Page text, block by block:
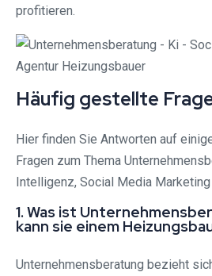
profitieren.
Häufig gestellte
Hier finden Sie Antworten auf
Fragen zum Thema
Intelligenz, Social Media
1. Was ist
kann sie einem
Unternehmensberatung bezieht